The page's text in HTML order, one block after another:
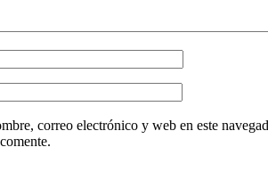
correo electrónico y web en este